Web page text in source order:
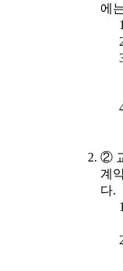
에
②
계
다.